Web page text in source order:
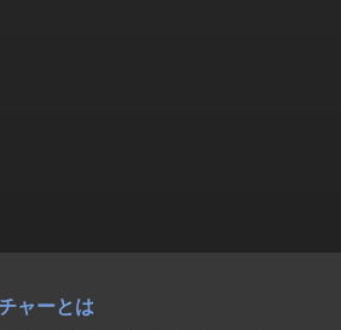
ャーとは